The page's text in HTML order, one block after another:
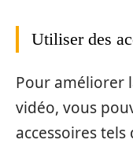
Utiliser des
Pour améliorer
vidéo, vous
accessoires tels